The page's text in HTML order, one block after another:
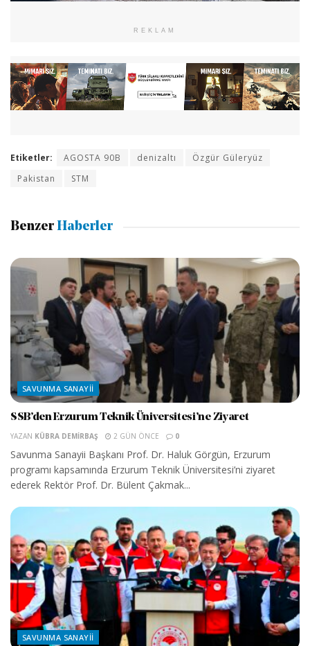
REKLAM
Etiketler: AGOSTA 90B denizaltı
Özgür Güleryüz
Pakistan
STM
Benzer Haberler
SAVUNMA SANAYII
SSB’den Erzurum Teknik Üniversitesi’ne Ziyaret
YAZAN KÜBRA DEMIRBAŞ 2 GÜN ÖNCE 0
Savunma Sanayii Başkanı Prof. Dr. Haluk Görgün, Erzurum
programı kapsamında Erzurum Teknik Üniversitesi’ni ziyaret
ederek Rektör Prof. Dr. Bülent Çakmak...
SAVUNMA SANAYII